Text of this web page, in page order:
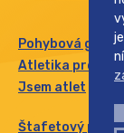
Pohybová
Atletika pro
Jsem atlet
Štafetový